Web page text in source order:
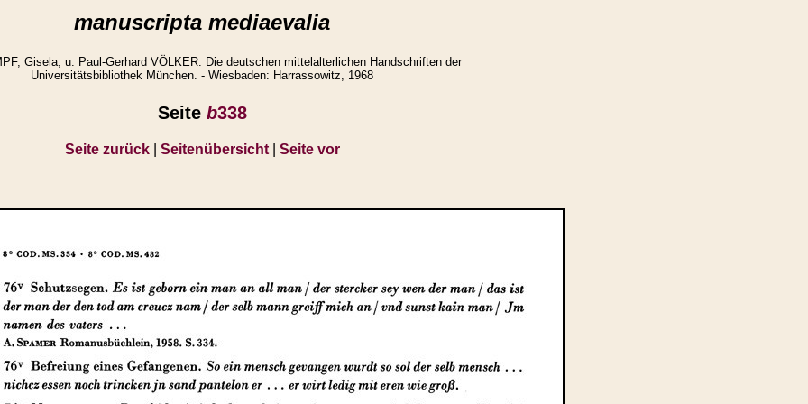
manuscripta mediaevalia
Gisela, u. Paul-Gerhard VÖLKER: Die deutschen mittelalterlichen Handschriften der
Universitätsbibliothek München. - Wiesbaden: Harrassowitz, 1968
Seite b338
Seite zurück| Seitenübersicht| Seite vor